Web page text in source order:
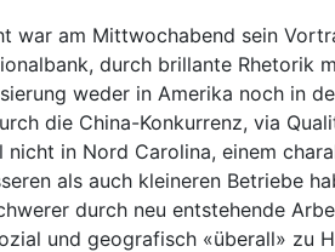
war am Mittwochabend sein
durch brillante Rhetorik
weder in Amerika noch in
die China-Konkurrenz, via
nicht in Nord Carolina, einem
als auch kleineren Betriebe
durch neu entstehende
und geografisch «überall» zu